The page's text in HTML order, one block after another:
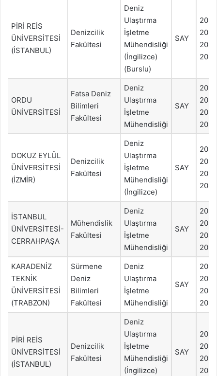
PİRİ REİS
ÜNİVERSİTESİ
(İSTANBUL)
Denizcilik
Fakültesi
Deniz
Ulaştırma
İşletme
Mühendisliği
(İngilizce)
(Burslu)
SAY
2024
2023
2022
2021
ORDU
ÜNİVERSİTESİ
Fatsa Deniz
Bilimleri
Fakültesi
Deniz
Ulaştırma
İşletme
Mühendisliği
SAY
2024
2023
2022
2021
DOKUZ EYLÜL
ÜNİVERSİTESİ
(İZMİR)
Denizcilik
Fakültesi
Deniz
Ulaştırma
İşletme
Mühendisliği
(İngilizce)
SAY
2024
2023
2022
2021
İSTANBUL
ÜNİVERSİTESİ-
CERRAHPAŞA
Mühendislik
Fakültesi
Deniz
Ulaştırma
İşletme
Mühendisliği
SAY
2024
2023
2022
2021
KARADENİZ
TEKNİK
ÜNİVERSİTESİ
(TRABZON)
Sürmene
Deniz
Bilimleri
Fakültesi
Deniz
Ulaştırma
İşletme
Mühendisliği
SAY
2024
2023
2022
2021
PİRİ REİS
ÜNİVERSİTESİ
(İSTANBUL)
Denizcilik
Fakültesi
Deniz
Ulaştırma
İşletme
Mühendisliği
(İngilizce)
SAY
2024
2023
2022
2021